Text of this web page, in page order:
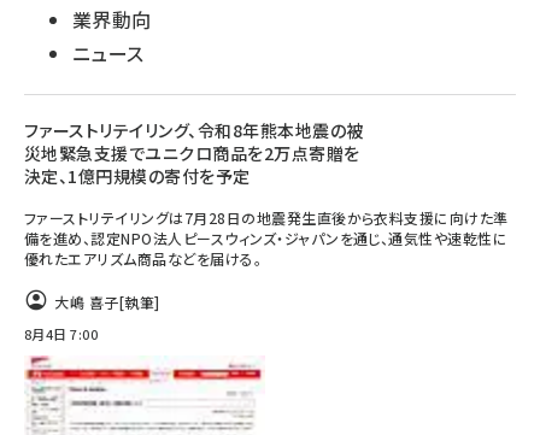
業界動向
ニュース
ファーストリテイリング、令和8年熊本地震の被
災地緊急支援でユニクロ商品を2万点寄贈を
決定、1億円規模の寄付を予定
ファーストリテイリングは7月28日の地震発生直後から衣料支援に向けた準
備を進め、認定NPO法人ピースウィンズ・ジャパンを通じ、通気性や速乾性に
優れたエアリズム商品などを届ける。
大嶋 喜子[執筆]
8月4日 7:00